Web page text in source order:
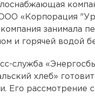
«Корпорация
занимала
и горячей водой
служба
хлеб»
Его рассмотрение